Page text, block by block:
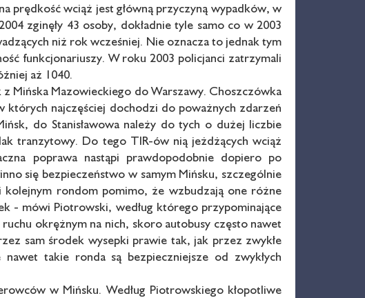
prędkość wciąż jest główną przyczyną wypadków, w
zginęły 43 osoby, dokładnie tyle samo co w 2003
niż rok wcześniej. Nie oznacza to jednak tym
funkcjonariuszy. W roku 2003 policjanci zatrzymali
aż 1040.
Mińska Mazowieckiego do Warszawy. Choszczówka
najczęściej dochodzi do poważnych zdarzeń
do Stanisławowa należy do tych o dużej liczbie
tranzytowy. Do tego TIR-ów nią jeżdżących wciąż
poprawa nastąpi prawdopodobnie dopiero po
się bezpieczeństwo w samym Mińsku, szczególnie
kolejnym rondom pomimo, że wzbudzają one różne
- mówi Piotrowski, według którego przypominające
okrężnym na nich, skoro autobusy często nawet
sam środek wysepki prawie tak, jak przez zwykłe
takie ronda są bezpieczniejsze od zwykłych
w Mińsku. Według Piotrowskiego kłopotliwe